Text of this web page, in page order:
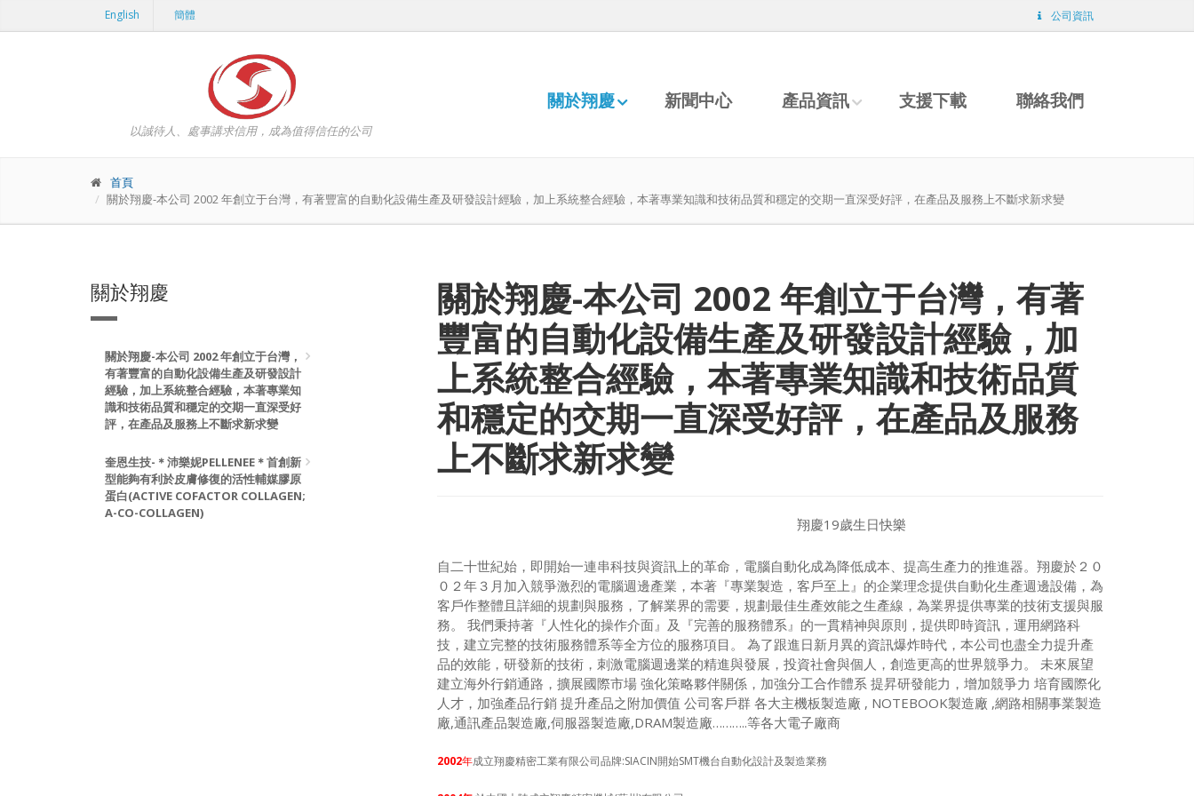
English 簡體 公司資訊
以誠待人、處事講求信用，成為值得信任的公司
關於翔慶 新聞中心 產品資訊 支援下載 聯絡我們
首頁
關於翔慶-本公司 2002 年創立于台灣，有著豐富的自動化設備生產及研發設計經驗，加上系統整合經驗，本著專業知識和技術品質和穩定的交期一直深受好評，在產品及服務上不斷求新求變
關於翔慶
關於翔慶-本公司 2002 年創立于台灣，
有著豐富的自動化設備生產及研發設計
經驗，加上系統整合經驗，本著專業知
識和技術品質和穩定的交期一直深受好
評，在產品及服務上不斷求新求變
奎恩生技-＊沛樂妮PELLENEE＊首創新
型能夠有利於皮膚修復的活性輔媒膠原
蛋白(ACTIVE COFACTOR COLLAGEN;
A-CO-COLLAGEN)
關於翔慶-本公司 2002 年創立于台灣，有著
豐富的自動化設備生產及研發設計經驗，加
上系統整合經驗，本著專業知識和技術品質
和穩定的交期一直深受好評，在產品及服務
上不斷求新求變
翔慶19歲生日快樂
自二十世紀始，即開始一連串科技與資訊上的革命，電腦自動化成為降低成本、提高生產力的推進器。翔慶於２０
０２年３月加入競爭激烈的電腦週邊產業，本著『專業製造，客戶至上』的企業理念提供自動化生產週邊設備，為
客戶作整體且詳細的規劃與服務，了解業界的需要，規劃最佳生產效能之生產線，為業界提供專業的技術支援與服
務。 我們秉持著『人性化的操作介面』及『完善的服務體系』的一貫精神與原則，提供即時資訊，運用網路科
技，建立完整的技術服務體系等全方位的服務項目。 為了跟進日新月異的資訊爆炸時代，本公司也盡全力提升產
品的效能，研發新的技術，刺激電腦週邊業的精進與發展，投資社會與個人，創造更高的世界競爭力。 未來展望
建立海外行銷通路，擴展國際市場 強化策略夥伴關係，加強分工合作體系 提昇研發能力，增加競爭力 培育國際化
人才，加強產品行銷 提升產品之附加價值 公司客戶群 各大主機板製造廠 , NOTEBOOK製造廠 ,網路相關事業製造
廠,通訊產品製造廠,伺服器製造廠,DRAM製造廠………..等各大電子廠商
2002年成立翔慶精密工業有限公司品牌:SIACIN開始SMT機台自動化設計及製造業務